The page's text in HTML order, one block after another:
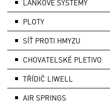
LANKOVÉ SYSTÉMY
PLOTY
SÍŤ PROTI HMYZU
CHOVATELSKÉ PLETIVO
TŘÍDIČ LIWELL
AIR SPRINGS